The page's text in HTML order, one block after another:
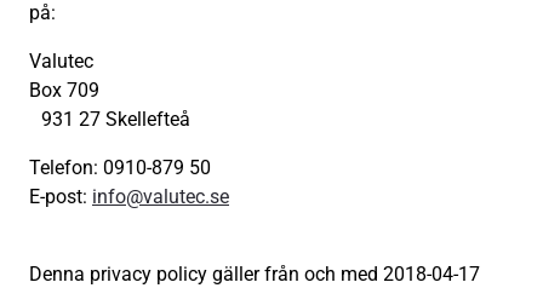
på:
Valutec
Box 709
931 27 Skellefteå
Telefon: 0910-879 50
E-post: info@valutec.se
Denna privacy policy gäller från och med 2018-04-17